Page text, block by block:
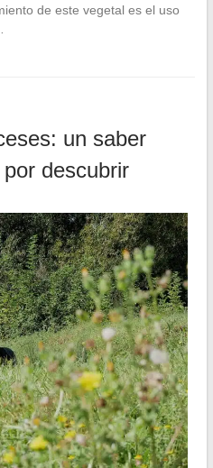
de este vegetal es el uso
un saber
descubrir